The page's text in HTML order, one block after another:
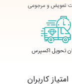
تعویض و مرجوعی
تحویل اکسپرس
امتیاز کاربران